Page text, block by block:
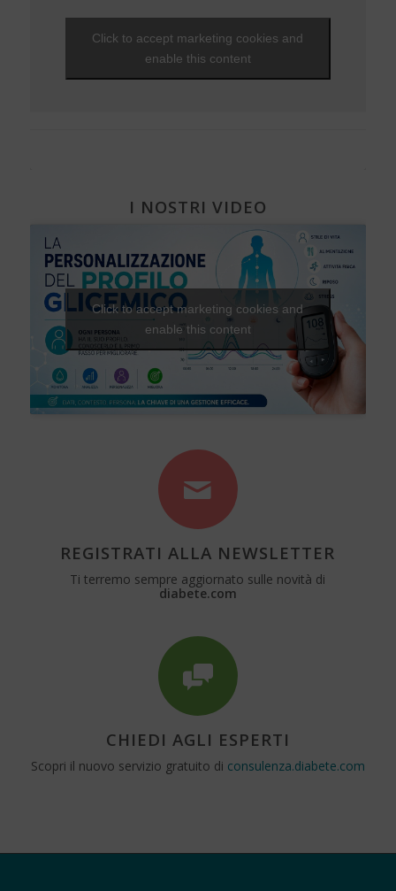
Click to accept marketing cookies and
enable this content
I NOSTRI VIDEO
Click to accept marketing cookies and
enable this content
REGISTRATI ALLA NEWSLETTER
Ti terremo sempre aggiornato sulle novità di
diabete.com
CHIEDI AGLI ESPERTI
Scopri il nuovo servizio gratuito di consulenza.diabete.com